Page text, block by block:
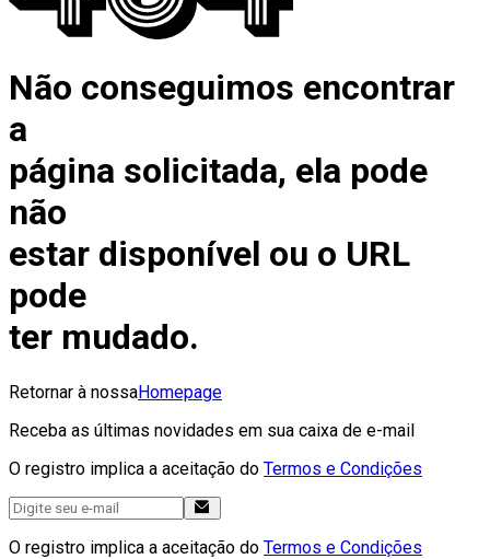
Não conseguimos encontrar
a
página solicitada, ela pode
não
estar disponível ou o URL
pode
ter mudado.
Retornar à nossaHomepage
Receba as últimas novidades em sua caixa de e-mail
O registro implica a aceitação do Termos e Condições
O registro implica a aceitação do Termos e Condições